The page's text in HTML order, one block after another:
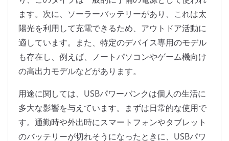
ます。次に、ソーラーバッテリーがあり、これは太
陽光を利用して充電できるため、アウトドア活動に
適しています。また、特定のデバイス専用のモデル
も存在し、例えば、ノートパソコンやゲーム機向け
の高出力モデルなどがあります。
用途に関しては、USBパワーバンクは個人の生活に
多大な影響を与えています。まずは日常的な使用で
す。通勤時や外出時にスマートフォンやタブレット
のバッテリーが切れそうになったときに、USBパワ